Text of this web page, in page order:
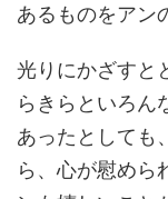
あるものをアン
光りにかざすと
らきらといろん
あったとしても
ら、心が慰めら